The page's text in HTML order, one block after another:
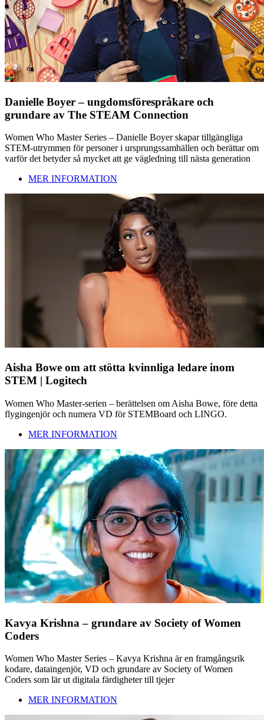
Danielle Boyer – ungdomsförespråkare och
grundare av The STEAM Connection
Women Who Master Series – Danielle Boyer skapar tillgängliga
STEM-utrymmen för personer i ursprungssamhällen och berättar om
varför det betyder så mycket att ge vägledning till nästa generation
MER INFORMATION
Aisha Bowe om att stötta kvinnliga ledare inom
STEM | Logitech
Women Who Master-serien – berättelsen om Aisha Bowe, före detta
flygingenjör och numera VD för STEMBoard och LINGO.
MER INFORMATION
Kavya Krishna – grundare av Society of Women
Coders
Women Who Master Series – Kavya Krishna är en framgångsrik
kodare, dataingenjör, VD och grundare av Society of Women
Coders som lär ut digitala färdigheter till tjejer
MER INFORMATION